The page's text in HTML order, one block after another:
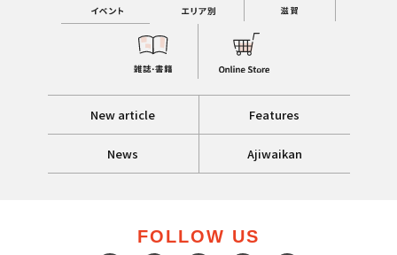
New article Features
News Ajiwaikan
FOLLOW US